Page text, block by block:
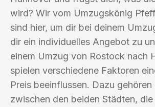
wird? Wir vom Umzugskönig
sind hier, um dir bei deinem
dir ein individuelles Angebot zu
einem Umzug von Rostock nach
spielen verschiedene Faktoren
Preis beeinflussen. Dazu
zwischen den beiden Städten,